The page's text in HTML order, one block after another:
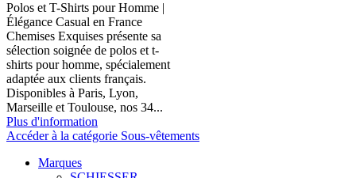
Polos et T-Shirts pour Homme |
Élégance Casual en France
Chemises Exquises présente sa
sélection soignée de polos et t-
shirts pour homme, spécialement
adaptée aux clients français.
Disponibles à Paris, Lyon,
Marseille et Toulouse, nos 34...
Plus d'information
Accéder à la catégorie Sous-vêtements
Marques